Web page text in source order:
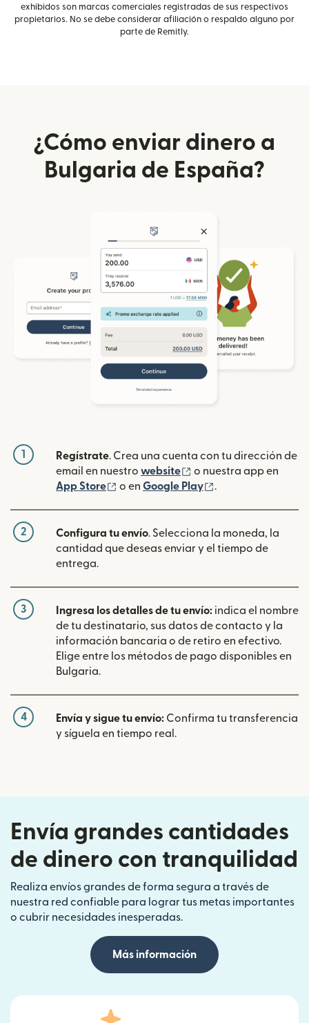
exhibidos son marcas comerciales registradas de sus respectivos
propietarios. No se debe considerar afiliación o respaldo alguno por
parte de Remitly.
¿Cómo enviar dinero a
Bulgaria de España?
1 Regístrate. Crea una cuenta con tu dirección de
email en nuestro website (se abre en una
o nuestra app en
App Store
(se abre en una ventana nueva)
o en Google Play (se abre en una
.
2 Configura tu envío. Selecciona la moneda, la
cantidad que deseas enviar y el tiempo de
entrega.
3 Ingresa los detalles de tu envío: indica el nombre
de tu destinatario, sus datos de contacto y la
información bancaria o de retiro en efectivo.
Elige entre los métodos de pago disponibles en
Bulgaria.
4 Envía y sigue tu envío: Confirma tu transferencia
y síguela en tiempo real.
Envía grandes cantidades
de dinero con tranquilidad
Realiza envíos grandes de forma segura a través de
nuestra red confiable para lograr tus metas importantes
o cubrir necesidades inesperadas.
Más información